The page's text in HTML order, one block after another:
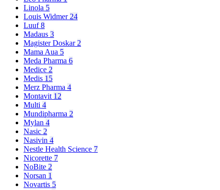
Linola 5
Louis Widmer24
Luuf8
Madaus 3
Magister Doskar2
Mama Aua 5
Meda Pharma 6
Medice 2
Medis 15
Merz Pharma 4
Montavit 12
Multi 4
Mundipharma 2
Mylan 4
Nasic 2
Nasivin 4
Nestle Health Science 7
Nicorette 7
NoBite 2
Norsan 1
Novartis 5